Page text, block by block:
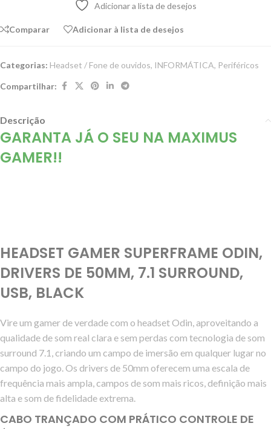
Adicionar a lista de desejos
Comparar Adicionar à lista de desejos
Categorias: Headset / Fone de ouvidos, INFORMÁTICA, Periféricos
Compartilhar:
Descrição
GARANTA JÁ O SEU NA MAXIMUS
GAMER!!
HEADSET GAMER SUPERFRAME ODIN,
DRIVERS DE 50MM, 7.1 SURROUND,
USB, BLACK
Vire um gamer de verdade com o headset Odin, aproveitando a
qualidade de som real clara e sem perdas com tecnologia de som
surround 7.1, criando um campo de imersão em qualquer lugar no
campo do jogo. Os drivers de 50mm oferecem uma escala de
frequência mais ampla, campos de som mais ricos, definição mais
alta e som de fidelidade extrema.
CABO TRANÇADO COM PRÁTICO CONTROLE DE